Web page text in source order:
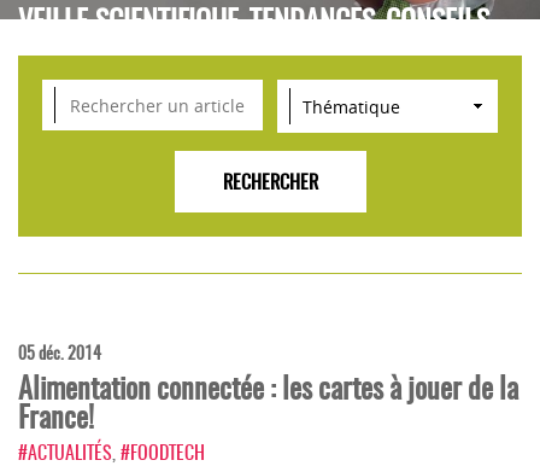
VEILLE SCIENTIFIQUE, TENDANCES, CONSEILS
POUR L'INNOVATION AGROALIMENTAIRE
05 déc. 2014
Alimentation connectée : les cartes à jouer de la
France!
#ACTUALITÉS #FOODTECH